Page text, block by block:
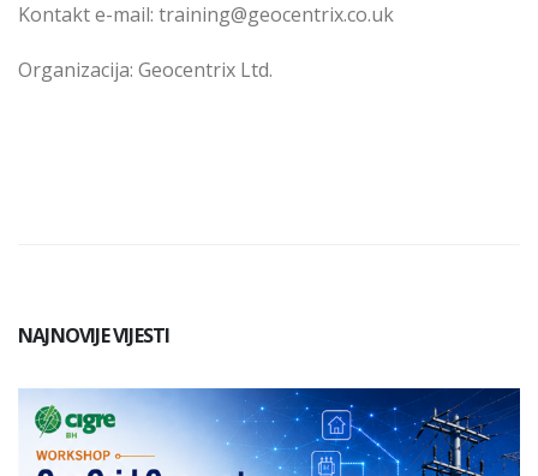
Kontakt e-mail: training@geocentrix.co.uk
Organizacija: Geocentrix Ltd.
NAJNOVIJE VIJESTI